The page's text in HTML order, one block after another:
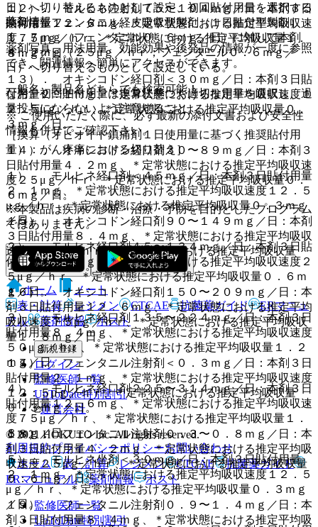
１２）． モルヒネ注射剤７５〜１０４ｍｇ／日：本剤３日
貼付用量１２．６ｍｇ、＊定常状態における推定平均吸収速
度７５μｇ／ｈｒ、＊定常状態における推定平均吸収量１．
８ｍｇ／日。
１３）． オキシコドン経口剤＜３０ｍｇ／日：本剤３日貼
付用量２．１ｍｇ、＊定常状態における推定平均吸収速度１
２．５μｇ／ｈｒ、＊定常状態における推定平均吸収量０．
３ｍｇ／日。
１４）． オキシコドン経口剤３０〜８９ｍｇ／日：本剤３
日貼付用量４．２ｍｇ、＊定常状態における推定平均吸収速
度２５μｇ／ｈｒ、＊定常状態における推定平均吸収量０．
６ｍｇ／日。
１５）． オキシコドン経口剤９０〜１４９ｍｇ／日：本剤
３日貼付用量８．４ｍｇ、＊定常状態における推定平均吸収
速度５０μｇ／ｈｒ、＊定常状態における推定平均吸収量
１．２ｍｇ／日。
１６）． オキシコドン経口剤１５０〜２０９ｍｇ／日：本
剤３日貼付用量１２．６ｍｇ、＊定常状態における推定平均
吸収速度７５μｇ／ｈｒ、＊定常状態における推定平均吸収
量１．８ｍｇ／日。
１７）． フェンタニル注射剤＜０．３ｍｇ／日：本剤３日
貼付用量２．１ｍｇ、＊定常状態における推定平均吸収速度
１２．５μｇ／ｈｒ、＊定常状態における推定平均吸収量
０．３ｍｇ／日。
１８）． フェンタニル注射剤０．３〜０．８ｍｇ／日：本
剤３日貼付用量４．２ｍｇ、＊定常状態における推定平均吸
収速度２５μｇ／ｈｒ、＊定常状態における推定平均吸収量
０．６ｍｇ／日。
１９）． フェンタニル注射剤０．９〜１．４ｍｇ／日：本
剤３日貼付用量８．４ｍｇ、＊定常状態における推定平均吸
日）へ切り替えるものとして設定、初回貼付用量を選択する
換算は、フェンタニル経皮吸収型製剤（１日貼付型製剤）
１．７ｍｇ（フェンタニル０．６ｍｇ／日）に対して本剤
４．２ｍｇ（２５μｇ／ｈｒ；フェンタニル０．６ｍｇ／
日）へ切り替えるものとして設定している。
なお、初回貼付用量は換算に基づく適切な用量を選択し、過
量投与にならないよう注意すること。
［換算（オピオイド鎮痛剤１日使用量に基づく推奨貼付用
量）：がん疼痛における切り替え］
１）． モルヒネ経口剤＜４５ｍｇ／日：本剤３日貼付用量
２．１ｍｇ、＊定常状態における推定平均吸収速度１２．５
μｇ／ｈｒ、＊定常状態における推定平均吸収量０．３ｍｇ
／日。
２）． モルヒネ経口剤４５〜１３４ｍｇ／日：本剤３日貼
付用量４．２ｍｇ、＊定常状態における推定平均吸収速度２
５μｇ／ｈｒ、＊定常状態における推定平均吸収量０．６ｍ
ｇ／日。
３）． モルヒネ経口剤１３５〜２２４ｍｇ／日：本剤３日
貼付用量８．４ｍｇ、＊定常状態における推定平均吸収速度
５０μｇ／ｈｒ、＊定常状態における推定平均吸収量１．２
ｍｇ／日。
４）． モルヒネ経口剤２２５〜３１４ｍｇ／日：本剤３日
貼付用量１２．６ｍｇ、＊定常状態における推定平均吸収速
度７５μｇ／ｈｒ、＊定常状態における推定平均吸収量１．
８ｍｇ／日。
５）． モルヒネ坐剤＜３０ｍｇ／日：本剤３日貼付用量
２．１ｍｇ、＊定常状態における推定平均吸収速度１２．５
μｇ／ｈｒ、＊定常状態における推定平均吸収量０．３ｍｇ
／日。
薬剤情報
薬剤写真、用法用量、効能効果や後発品の情報が一度に参照
でき、関連情報へ簡単にアクセスができます。
一般名、製品名どちらでも検索可能！
※ ご使用いただく際に、必ず最新の添付文書および安全性
情報も併せてご確認下さい。
※本製品は疾病の診断・治療・予防を目的としたプログラム
ではありません。
ホーム
ノート
表・計算
レジメン CTCAE 抗菌薬ガイド
ERマニュ
アル
薬剤情報 ポスト
新規登録
ログイン
監修医師一覧
UpToDate特別割引
運営会社
© 2021 HOKUTO Inc. All rights reserved.
利用規約プライバシーポリシーお問い合わせ
ホーム
表・計算 レジメン CTCAE
抗菌薬ガイド
ERマニュアル
薬剤情報 ポスト
監修医師一覧
UpToDate特別割引